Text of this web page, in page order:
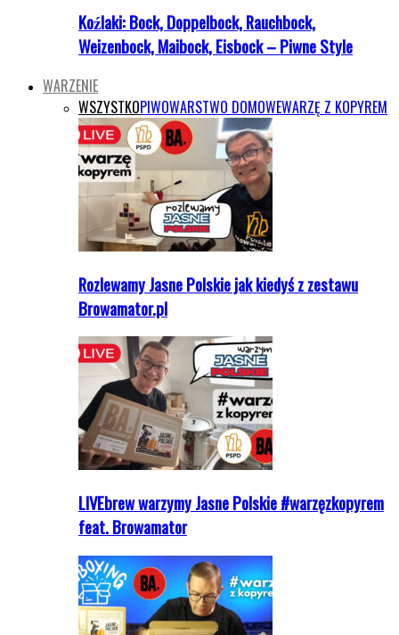
Koźlaki: Bock, Doppelbock, Rauchbock,
Weizenbock, Maibock, Eisbock – Piwne Style
WARZENIE
WSZYSTKOPIWOWARSTWO DOMOWEWARZĘ Z KOPYREM
Rozlewamy Jasne Polskie jak kiedyś z zestawu
Browamator.pl
LIVEbrew warzymy Jasne Polskie #warzęzkopyrem
feat. Browamator